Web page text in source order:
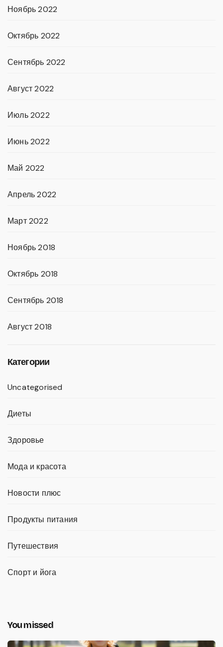
Ноябрь 2022
Октябрь 2022
Сентябрь 2022
Август 2022
Июль 2022
Июнь 2022
Май 2022
Апрель 2022
Март 2022
Ноябрь 2018
Октябрь 2018
Сентябрь 2018
Август 2018
Категории
Uncategorised
Диеты
Здоровье
Мода и красота
Новости плюс
Продукты питания
Путешествия
Спорт и йога
You missed